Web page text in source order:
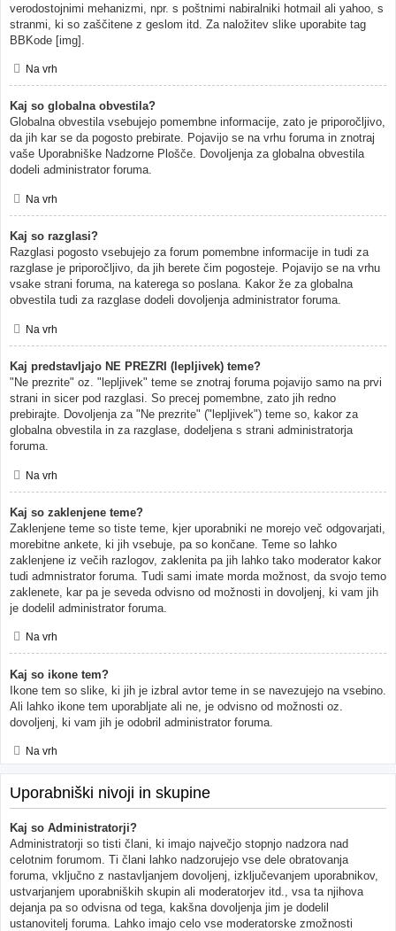
verodostojnimi mehanizmi, npr. s poštnimi nabiralniki hotmail ali yahoo, s
stranmi, ki so zaščitene z geslom itd. Za naložitev slike uporabite tag
BBKode [img].
Na vrh
Kaj so globalna obvestila?
Globalna obvestila vsebujejo pomembne informacije, zato je priporočljivo,
da jih kar se da pogosto prebirate. Pojavijo se na vrhu foruma in znotraj
vaše Uporabniške Nadzorne Plošče. Dovoljenja za globalna obvestila
dodeli administrator foruma.
Na vrh
Kaj so razglasi?
Razglasi pogosto vsebujejo za forum pomembne informacije in tudi za
razglase je priporočljivo, da jih berete čim pogosteje. Pojavijo se na vrhu
vsake strani foruma, na katerega so poslana. Kakor že za globalna
obvestila tudi za razglase dodeli dovoljenja administrator foruma.
Na vrh
Kaj predstavljajo NE PREZRI (lepljivek) teme?
"Ne prezrite" oz. "lepljivek" teme se znotraj foruma pojavijo samo na prvi
strani in sicer pod razglasi. So precej pomembne, zato jih redno
prebirajte. Dovoljenja za "Ne prezrite" ("lepljivek") teme so, kakor za
globalna obvestila in za razglase, dodeljena s strani administratorja
foruma.
Na vrh
Kaj so zaklenjene teme?
Zaklenjene teme so tiste teme, kjer uporabniki ne morejo več odgovarjati,
morebitne ankete, ki jih vsebuje, pa so končane. Teme so lahko
zaklenjene iz večih razlogov, zaklenita pa jih lahko tako moderator kakor
tudi admnistrator foruma. Tudi sami imate morda možnost, da svojo temo
zaklenete, kar pa je seveda odvisno od možnosti in dovoljenj, ki vam jih
je dodelil administrator foruma.
Na vrh
Kaj so ikone tem?
Ikone tem so slike, ki jih je izbral avtor teme in se navezujejo na vsebino.
Ali lahko ikone tem uporabljate ali ne, je odvisno od možnosti oz.
dovoljenj, ki vam jih je odobril administrator foruma.
Na vrh
Uporabniški nivoji in skupine
Kaj so Administratorji?
Administratorji so tisti člani, ki imajo največjo stopnjo nadzora nad
celotnim forumom. Ti člani lahko nadzorujejo vse dele obratovanja
foruma, vključno z nastavljanjem dovoljenj, izključevanjem uporabnikov,
ustvarjanjem uporabniških skupin ali moderatorjev itd., vsa ta njihova
dejanja pa so odvisna od tega, kakšna dovoljenja jim je dodelil
ustanovitelj foruma. Lahko imajo celo vse moderatorske zmožnosti